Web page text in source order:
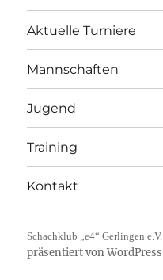
Aktuelle Turniere
Mannschaften
Jugend
Training
Kontakt
Schachklub „e4“ Gerlingen e.V.
präsentiert von WordPress